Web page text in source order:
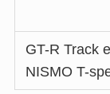
GT-R Track
NISMO T-